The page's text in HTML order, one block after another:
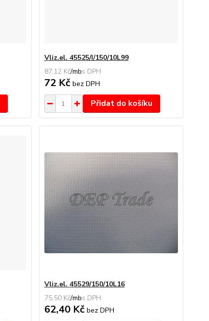
Vliz.el. 45525/I/150/10L99
87,12 Kč/mb
72 Kč bez DPH
Přidat do košíku
Vliz.el. 45529/150/10L16
75,50 Kč/mb
62,40 Kč bez DPH